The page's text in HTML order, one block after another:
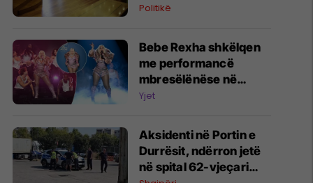
gjithë mbështesin
Politikë
Bebe Rexha shkëlqen
me performancë
mbresëlënëse në
emisionin e famshëm
Show" të Jimmy Fallon
Yjet
Aksidenti në Portin e
Durrësit, ndërron jetë
në spital 62-vjeçari